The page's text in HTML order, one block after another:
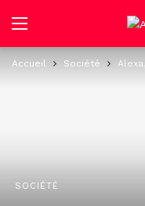
Accueil Société
SOCIÉTÉ